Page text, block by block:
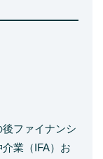
ファイナンシ
業（IFA）お